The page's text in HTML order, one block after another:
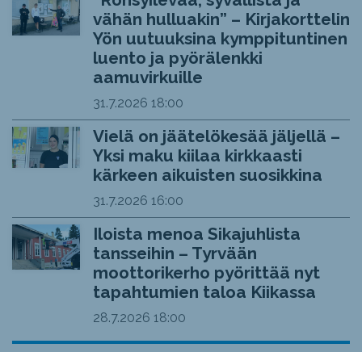
vähän hulluakin” – Kirjakorttelin
Yön uutuuksina kymppituntinen
luento ja pyörälenkki
aamuvirkuille
31.7.2026 18:00
Vielä on jäätelökesää jäljellä –
Yksi maku kiilaa kirkkaasti
kärkeen aikuisten suosikkina
31.7.2026 16:00
Iloista menoa Sikajuhlista
tansseihin – Tyrvään
moottorikerho pyörittää nyt
tapahtumien taloa Kiikassa
28.7.2026 18:00